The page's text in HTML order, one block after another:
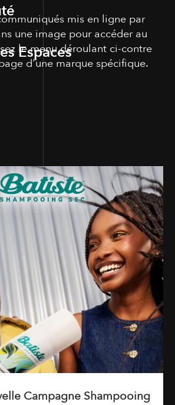
Espaces
mis en ligne par
une image pour accéder au
le menu déroulant ci-contre
d'une marque spécifique.
Campagne Shampooing